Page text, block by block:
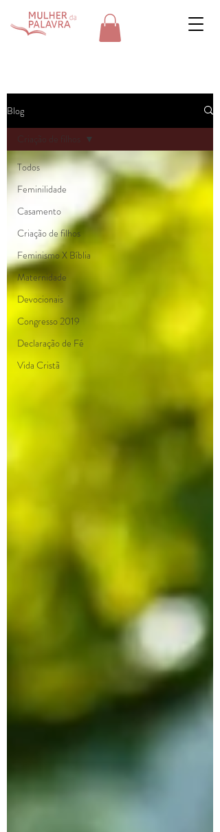
Blog
Todos
Feminilidade
Casamento
Criação de filhos
Feminismo X Bíblia
Maternidade
Devocionais
Congresso 2019
Declaração de Fé
Vida Cristã